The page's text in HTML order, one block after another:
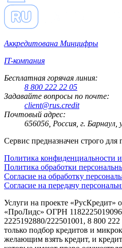
Аккредитована Минцифры
IT-компания
Бесплатная горячая линия:
8 800 222 22 05
Задавайте вопросы по почте:
client@rus.credit
Почтовый адрес:
656056, Россия, г.
Сервис предназначен строго
Политика конфиденциальности
Политика обработки
Согласие на обработку
Согласие на передачу
Услуги на проекте
«ПроЛидс» ОГРН
2225192880/222501001, 8 800
только подбор кредитов и
желающим взять кредит, и